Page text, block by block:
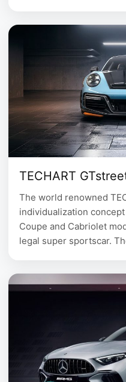
TECHART
The world renowned
individualization
Coupe and Cabriolet
legal super sportscar.
performance upgrades,
powerful 911 Turbo one